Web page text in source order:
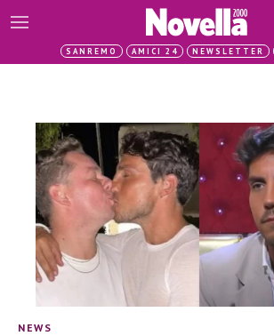
SANREMO AMICI 24 NEWSLETTER
NEWS